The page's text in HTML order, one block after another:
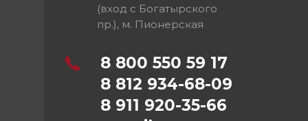
(вход с Богатырского
пр.), м. Пионерская
8 800 550 59 17
8 812 934-68-09
8 911 920-35-66